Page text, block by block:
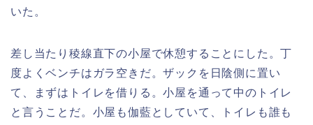
いた。
差し当たり稜線直下の小屋で休憩することにした。丁
度よくベンチはガラ空きだ。ザックを日陰側に置い
て、まずはトイレを借りる。小屋を通って中のトイレ
と言うことだ。小屋も伽藍としていて、トイレも誰も